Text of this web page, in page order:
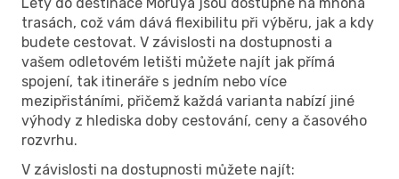
trasách, což vám dává flexibilitu při výběru, jak a kdy
budete cestovat. V závislosti na dostupnosti a
vašem odletovém letišti můžete najít jak přímá
spojení, tak itineráře s jedním nebo více
mezipřistáními, přičemž každá varianta nabízí jiné
výhody z hlediska doby cestování, ceny a časového
rozvrhu.
V závislosti na dostupnosti můžete najít: